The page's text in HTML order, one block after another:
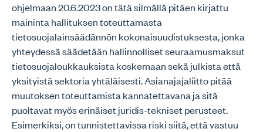
ohjelmaan 20.6.2023 on tätä silmällä pitäen kirjattu
maininta hallituksen toteuttamasta
tietosuojalainsäädännön kokonaisuudistuksesta, jonka
yhteydessä säädetään hallinnolliset seuraamusmaksut
tietosuojaloukkauksista koskemaan sekä julkista että
yksityistä sektoria yhtäläisesti. Asianajajaliitto pitää
muutoksen toteuttamista kannatettavana ja sitä
puoltavat myös erinäiset juridis-tekniset perusteet.
Esimerkiksi, on tunnistettavissa riski siitä, että vastuu